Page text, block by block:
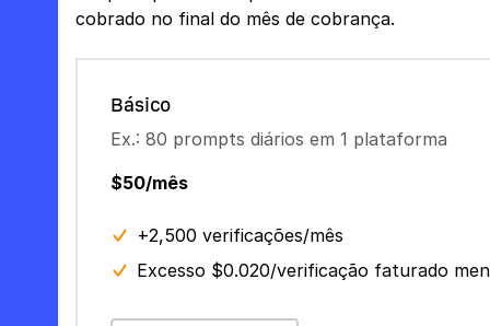
cobrado no final do mês de cobrança.
Básico
Ex.: 80 prompts diários em 1 plataforma
$50/mês
+2,500 verificações/mês
Excesso $0.020/verificação faturado